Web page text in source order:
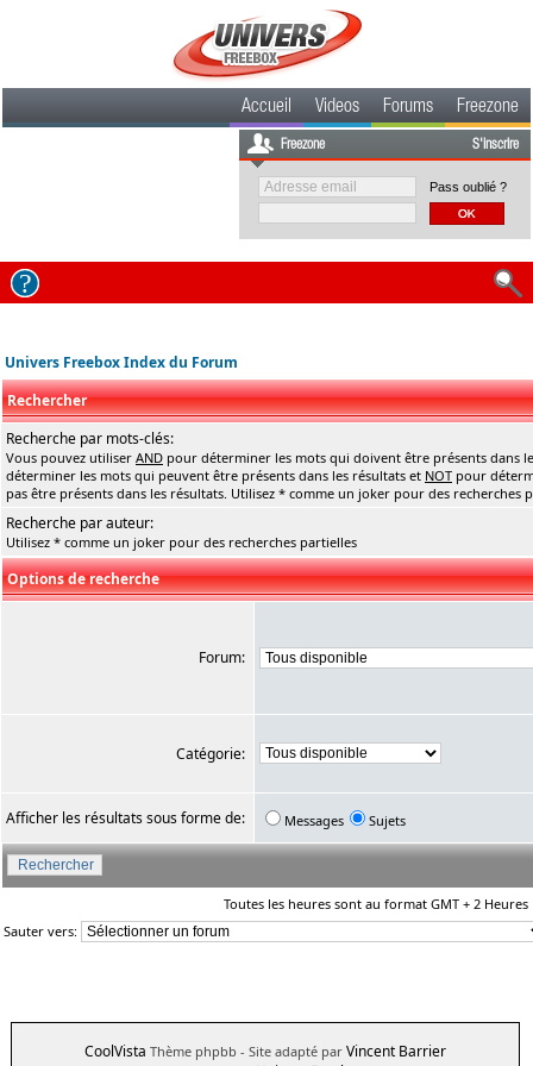
Accueil Videos Forums Freezone
Freezone S'inscrire
Pass oublié ?
Univers Freebox Index du Forum
Rechercher
Recherche par mots-clés:
Vous pouvez utiliser AND pour déterminer les mots qui doivent être présents dans
déterminer les mots qui peuvent être présents dans les résultats et NOT pour
pas être présents dans les résultats. Utilisez * comme un joker pour des recherches
Recherche par auteur:
Utilisez * comme un joker pour des recherches partielles
Options de recherche
Forum:
Catégorie:
Afficher les résultats sous forme de: Messages Sujets
Toutes les heures sont au format GMT + 2 Heures
Sauter vers:
CoolVista Thème phpbb - Site adapté par Vincent Barrier